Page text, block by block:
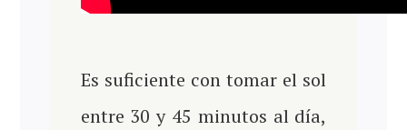
Es suficiente con tomar el sol
entre 30 y 45 minutos al día,